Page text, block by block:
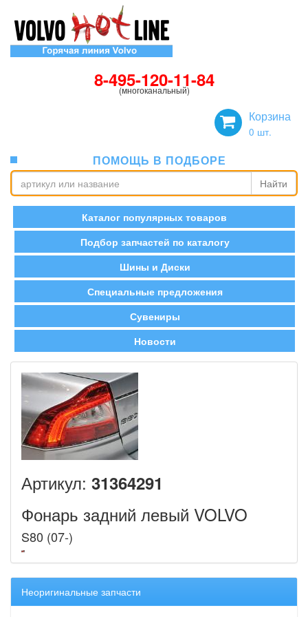
8-495-120-11-84
(многоканальный)
Корзина
0 шт.
ПОМОЩЬ В ПОДБОРЕ
Найти
Каталог популярных товаров
Подбор запчастей по каталогу
Шины и Диски
Специальные предложения
Сувениры
Новости
Артикул: 31364291
Фонарь задний левый VOLVO
S80 (07-)
Неоригинальные запчасти